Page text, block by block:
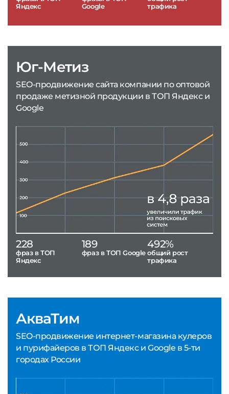
Яндекс
Google
трафика
АкваТим
SEO-продвижение интернет-магазина кулеров
и пурифайеров в ТОП Яндекс и Google в 5-ти
городах России
Юг-Метиз
SEO-продвижение сайта компании по оптовой
продаже метизной продукции в ТОП Яндекс и
Google
228
фраз в ТОП
Яндекс
189
фраз в ТОП Google
492%
общий рост
трафика